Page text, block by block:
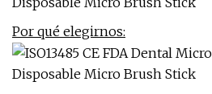
Por qué elegirnos: